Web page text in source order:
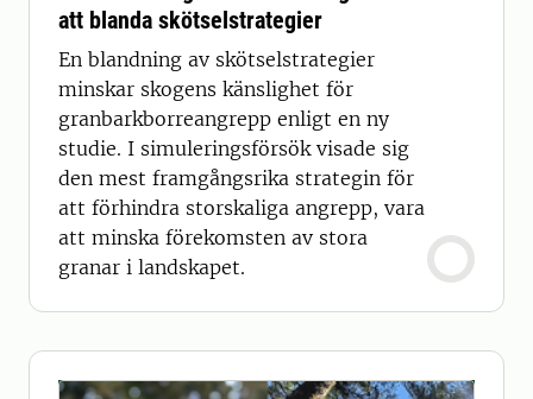
att blanda skötselstrategier
En blandning av skötselstrategier
minskar skogens känslighet för
granbarkborreangrepp enligt en ny
studie. I simuleringsförsök visade sig
den mest framgångsrika strategin för
att förhindra storskaliga angrepp, vara
att minska förekomsten av stora
granar i landskapet.